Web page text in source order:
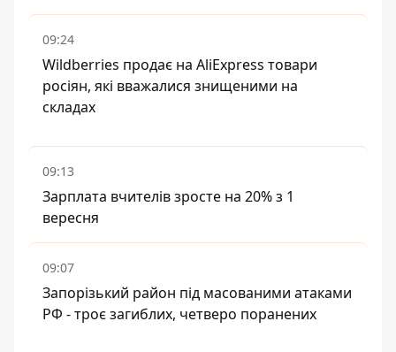
09:24
Wildberries продає на AliExpress товари
росіян, які вважалися знищеними на
складах
09:13
Зарплата вчителів зросте на 20% з 1
вересня
09:07
Запорізький район під масованими атаками
РФ - троє загиблих, четверо поранених